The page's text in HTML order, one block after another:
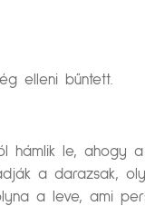
elleni bűntett.
hámlik le, ahogy
a darazsak,
a leve, ami